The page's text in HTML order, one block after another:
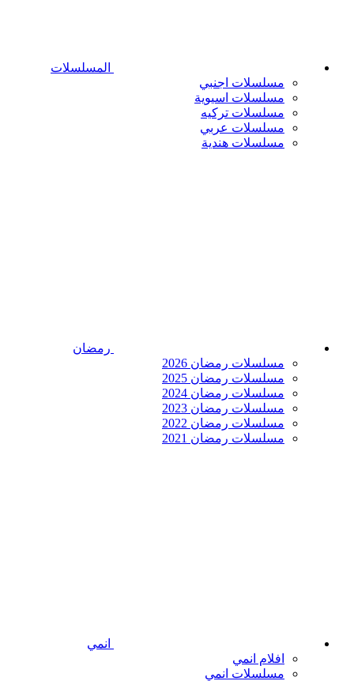
المسلسلات
مسلسلات اجنبي
مسلسلات اسيوية
مسلسلات تركيه
مسلسلات عربي
مسلسلات هندية
رمضان
مسلسلات رمضان 2026
مسلسلات رمضان 2025
مسلسلات رمضان 2024
مسلسلات رمضان 2023
مسلسلات رمضان 2022
مسلسلات رمضان 2021
انمي
افلام انمي
مسلسلات انمي